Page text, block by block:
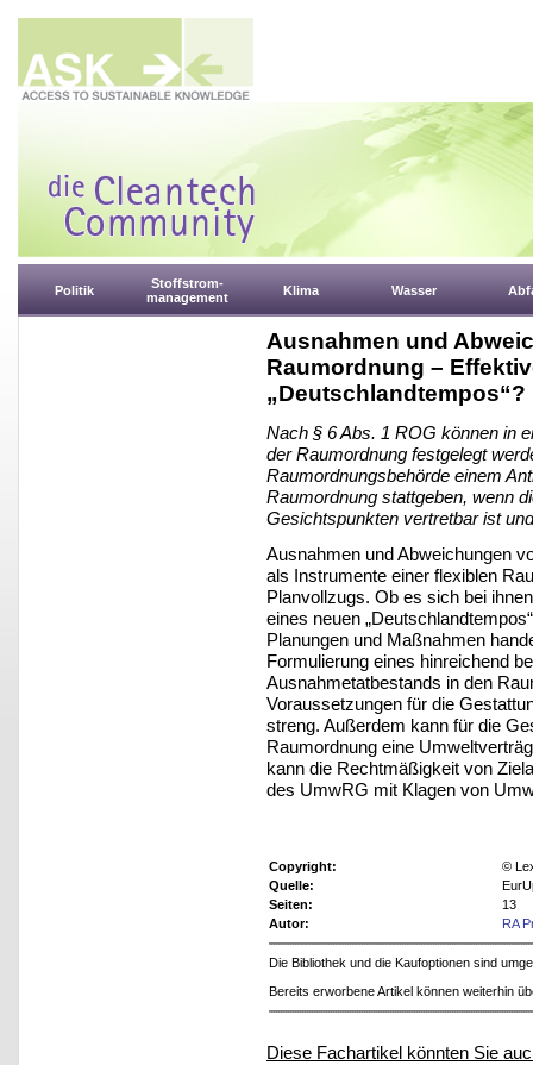
Politik
Stoffstrom-
management
Klima Wasser
Ausnahmen und
Raumordnung –
„Deutschlandtempos“?
Nach § 6 Abs. 1 ROG können in
der Raumordnung festgelegt
Raumordnungsbehörde einem
Raumordnung stattgeben, wenn
Gesichtspunkten vertretbar ist
Ausnahmen und Abweichungen
als Instrumente einer flexiblen
Planvollzugs. Ob es sich bei
eines neuen
Planungen und Maßnahmen
Formulierung eines hinreichend
Ausnahmetatbestands in den
Voraussetzungen für die
streng. Außerdem kann für die
Raumordnung eine
kann die Rechtmäßigkeit von
des UmwRG mit Klagen von
Copyright:
©
Quelle:
Seiten:
13
Autor:
RA
Die Bibliothek und die Kaufoptionen sind
Bereits erworbene Artikel können weiterhin
Diese Fachartikel könnten Sie